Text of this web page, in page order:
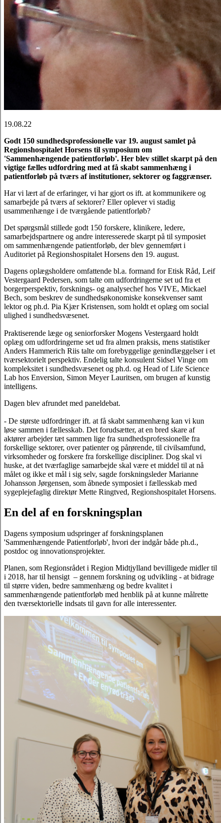
19.08.22
Godt 150 sundhedsprofessionelle var 19. august samlet på
Regionshospitalet Horsens til symposium om
'Sammenhængende patientforløb'. Her blev stillet skarpt på den
vigtige fælles udfordring med at få skabt sammenhæng i
patientforløb på tværs af institutioner, sektorer og faggrænser.
Har vi lært af de erfaringer, vi har gjort os ift. at kommunikere og
samarbejde på tværs af sektorer? Eller oplever vi stadig
usammenhænge i de tværgående patientforløb?
Det spørgsmål stillede godt 150 forskere, klinikere, ledere,
samarbejdspartnere og andre interesserede skarpt på til symposiet
om sammenhængende patientforløb, der blev gennemført i
Auditoriet på Regionshospitalet Horsens den 19. august.
Dagens oplægsholdere omfattende bl.a. formand for Etisk Råd, Leif
Vestergaard Pedersen, som talte om udfordringerne set ud fra et
borgerperspektiv, forsknings- og analysechef hos VIVE, Mickael
Bech, som beskrev de sundhedsøkonomiske konsekvenser samt
lektor og ph.d. Pia Kjær Kristensen, som holdt et oplæg om social
ulighed i sundhedsvæsenet.
Praktiserende læge og seniorforsker Mogens Vestergaard holdt
oplæg om udfordringerne set ud fra almen praksis, mens statistiker
Anders Hammerich Riis talte om forebyggelige genindlæggelser i et
tværsektorielt perspektiv. Endelig talte konsulent Sidsel Vinge om
kompleksitet i sundhedsvæsenet og ph.d. og Head of Life Science
Lab hos Enversion, Simon Meyer Lauritsen, om brugen af kunstig
intelligens.
Dagen blev afrundet med paneldebat.
- De største udfordringer ift. at få skabt sammenhæng kan vi kun
løse sammen i fællesskab. Det forudsætter, at en bred skare af
aktører arbejder tæt sammen lige fra sundhedsprofessionelle fra
forskellige sektorer, over patienter og pårørende, til civilsamfund,
virksomheder og forskere fra forskellige discipliner. Dog skal vi
huske, at det tværfaglige samarbejde skal være et middel til at nå
målet og ikke et mål i sig selv, sagde forskningsleder Marianne
Johansson Jørgensen, som åbnede symposiet i fællesskab med
sygeplejefaglig direktør Mette Ringtved, Regionshospitalet Horsens.
En del af en forskningsplan
Dagens symposium udspringer af forskningsplanen
'Sammenhængende Patientforløb', hvori der indgår både ph.d.,
postdoc og innovationsprojekter.
Planen, som Regionsrådet i Region Midtjylland bevilligede midler til
i 2018, har til hensigt – gennem forskning og udvikling - at bidrage
til større viden, bedre sammenhæng og bedre kvalitet i
sammenhængende patientforløb med henblik på at kunne målrette
den tværsektorielle indsats til gavn for alle interessenter.